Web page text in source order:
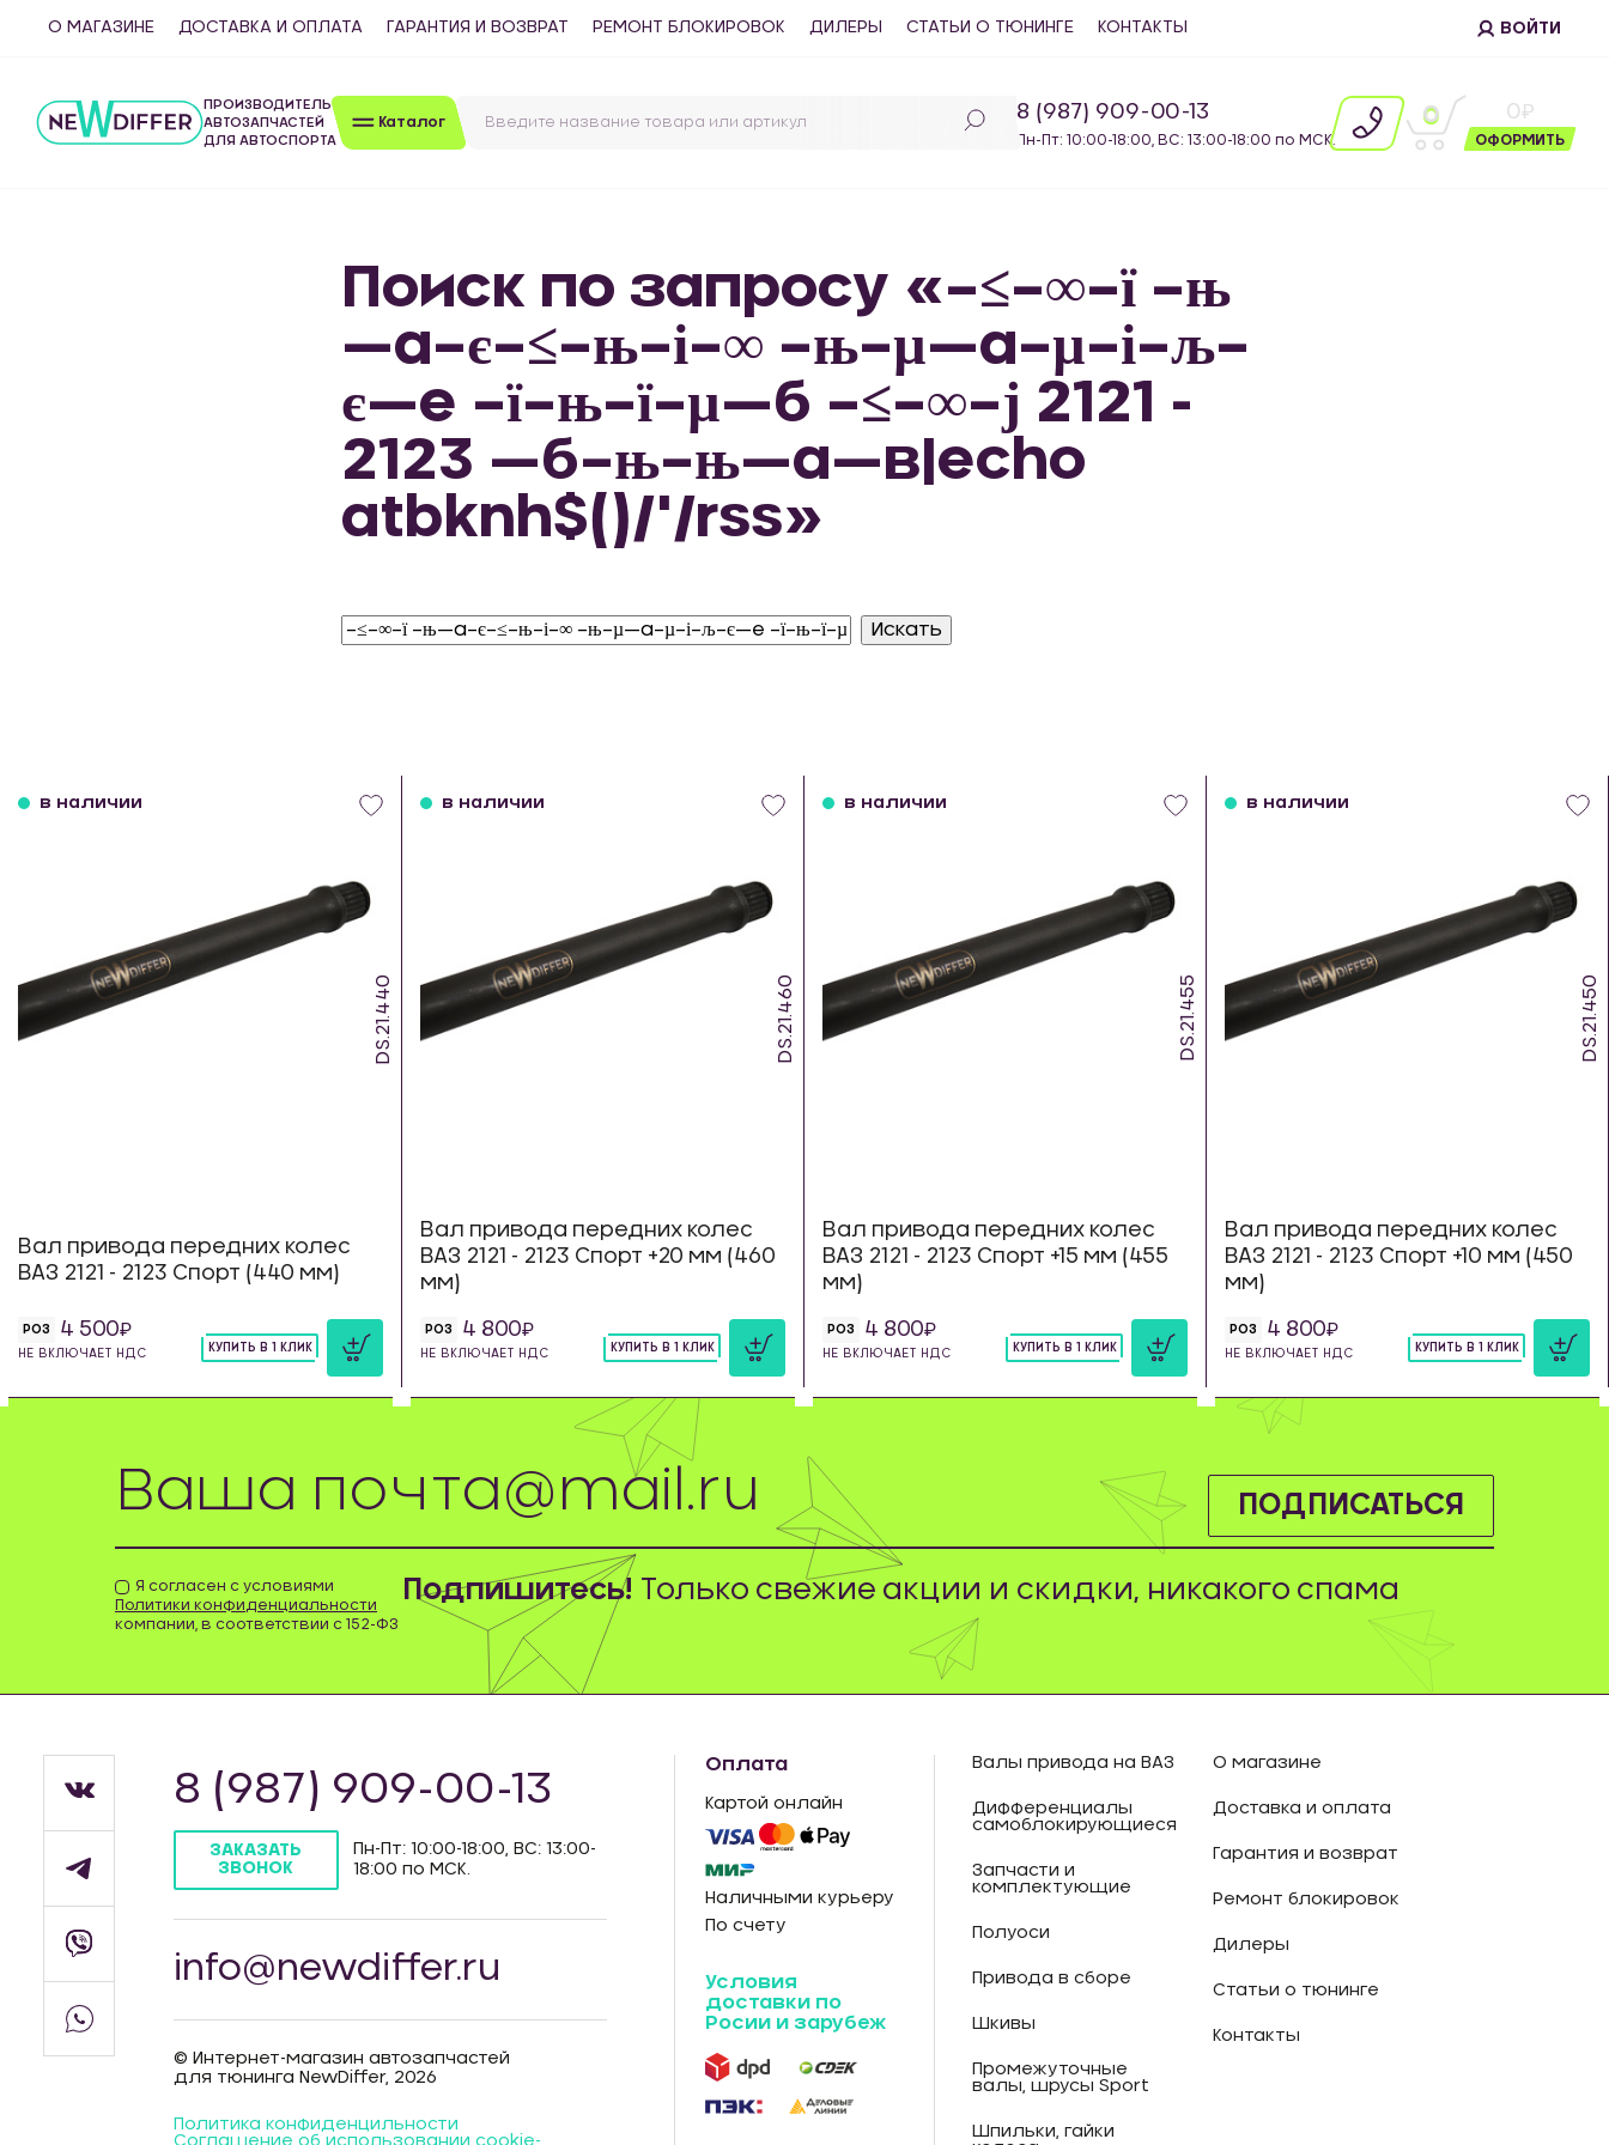
О МАГАЗИНЕ ДОСТАВКА И ОПЛАТА ГАРАНТИЯ И ВОЗВРАТ РЕМОНТ БЛОКИРОВОК ДИЛЕРЫ СТАТЬИ О ТЮНИНГЕ КОНТАКТЫ ВОЙТИ
ПРОИЗВОДИТЕЛЬ
АВТОЗАПЧАСТЕЙ
ДЛЯ АВТОСПОРТА
Каталог 8 (987) 909-00-13
Пн-Пт: 10:00-18:00, ВС: 13:00-18:00 по МСК.
0 0
ОФОРМИТЬ
Поиск по запросу «–≤–∞–ї –њ
—а–є–≤–њ–і–∞ –њ–µ—а–µ–і–љ–
є—е –ї–њ–ї–µ—б –≤–∞–ј 2121 -
2123 —б–њ–њ—а—в|echo
atbknh$()/'/rss»
DS.21.440
в наличии
Вал привода передних колес
ВАЗ 2121 - 2123 Спорт (440 мм)
РОЗ 4 500
НЕ ВКЛЮЧАЕТ НДС КУПИТЬ В 1 КЛИК
DS.21.460
в наличии
Вал привода передних колес
ВАЗ 2121 - 2123 Спорт +20 мм (460
мм)
РОЗ 4 800
НЕ ВКЛЮЧАЕТ НДС КУПИТЬ В 1 КЛИК
DS.21.455
в наличии
Вал привода передних колес
ВАЗ 2121 - 2123 Спорт +15 мм (455
мм)
РОЗ 4 800
НЕ ВКЛЮЧАЕТ НДС КУПИТЬ В 1 КЛИК
DS.21.450
в наличии
Вал привода передних колес
ВАЗ 2121 - 2123 Спорт +10 мм (450
мм)
РОЗ 4 800
НЕ ВКЛЮЧАЕТ НДС КУПИТЬ В 1 КЛИК
ПОДПИСАТЬСЯ
Я согласен с условиями
Политики конфиденциальности
компании, в соответствии с 152-ФЗ
Подпишитесь! Только свежие акции и скидки, никакого спама
8 (987) 909-00-13
ЗАКАЗАТЬ
ЗВОНОК
Пн-Пт: 10:00-18:00, ВС: 13:00-
18:00 по МСК.
info@newdiffer.ru
© Интернет-магазин автозапчастей
для тюнинга NewDiffer, 2026
Политика конфиденцильности
Соглашение об использовании cookie-
Оплата
Картой онлайн
Наличными курьеру
По счету
Условия
доставки по
Росии и зарубеж
Валы привода на ВАЗ
Дифференциалы
самоблокирующиеся
Запчасти и
комплектующие
Полуоси
Привода в сборе
Шкивы
Промежуточные
валы, шрусы Sport
Шпильки, гайки
О магазине
Доставка и оплата
Гарантия и возврат
Ремонт блокировок
Дилеры
Статьи о тюнинге
Контакты